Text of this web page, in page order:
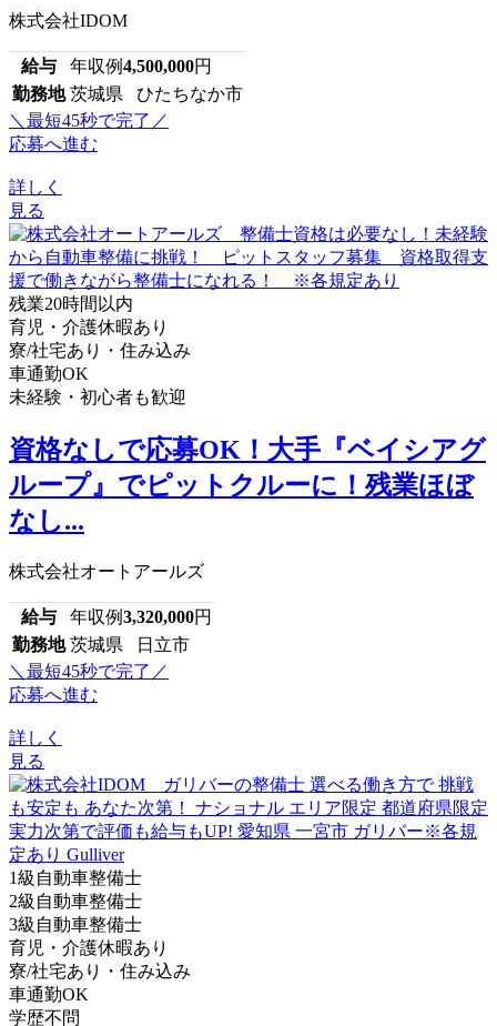
株式会社IDOM
給与 年収例4,500,000円
勤務地 茨城県 ひたちなか市
＼最短45秒で完了／
応募へ進む
詳しく
見る
残業20時間以内
育児・介護休暇あり
寮/社宅あり・住み込み
車通勤OK
未経験・初心者も歓迎
資格なしで応募OK！大手『ベイシアグ
ループ』でピットクルーに！残業ほぼ
なし...
株式会社オートアールズ
給与 年収例3,320,000円
勤務地 茨城県 日立市
＼最短45秒で完了／
応募へ進む
詳しく
見る
1級自動車整備士
2級自動車整備士
3級自動車整備士
育児・介護休暇あり
寮/社宅あり・住み込み
車通勤OK
学歴不問